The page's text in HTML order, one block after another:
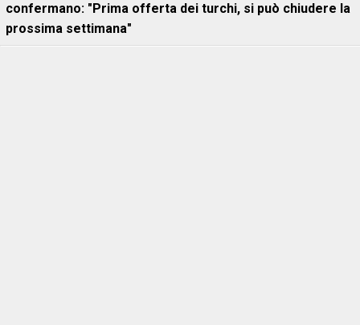
confermano: "Prima offerta dei turchi, si può chiudere la
prossima settimana"